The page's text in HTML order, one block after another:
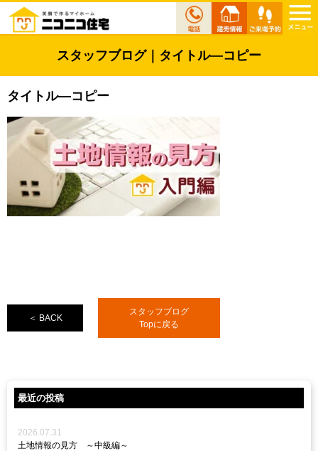
スタッフブログ｜タイトル—コピー
タイトル—コピー
＜ BACK
スタッフブログ
Topに戻る
最近の投稿
2026.07.31
土地情報の見方 ～中級編～